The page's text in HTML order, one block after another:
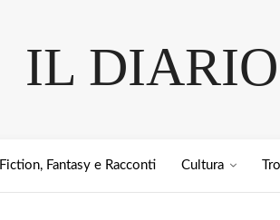
IL
Fiction, Fantasy e Racconti Cultura